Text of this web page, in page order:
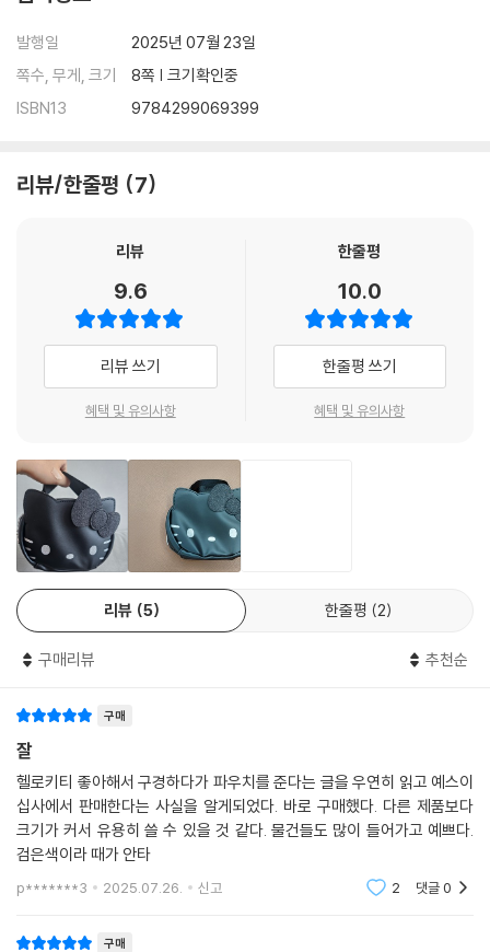
발행일
2025년 07월 23일
쪽수, 무게, 크기
8쪽 | 크기확인중
ISBN13
9784299069399
리뷰/한줄평 7
리뷰
9.6
리뷰 쓰기
혜택 및 유의사항
한줄평
10.0
한줄평 쓰기
혜택 및 유의사항
리뷰 5 한줄평 2
구매리뷰 추천순
구매
잘
헬로키티 좋아해서 구경하다가 파우치를 준다는 글을 우연히 읽고 예스이
십사에서 판매한다는 사실을 알게되었다. 바로 구매했다. 다른 제품보다
크기가 커서 유용히 쓸 수 있을 것 같다. 물건들도 많이 들어가고 예쁘다.
검은색이라 때가 안타
p*******3 2025.07.26. 신고 2 댓글0
구매